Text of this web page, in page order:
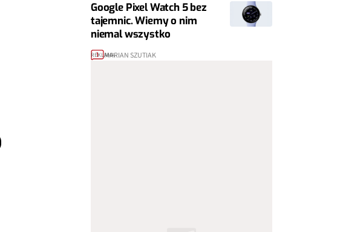
Google Pixel Watch 5 bez
tajemnic. Wiemy o nim
niemal wszystko
1 MARIAN SZUTIAK